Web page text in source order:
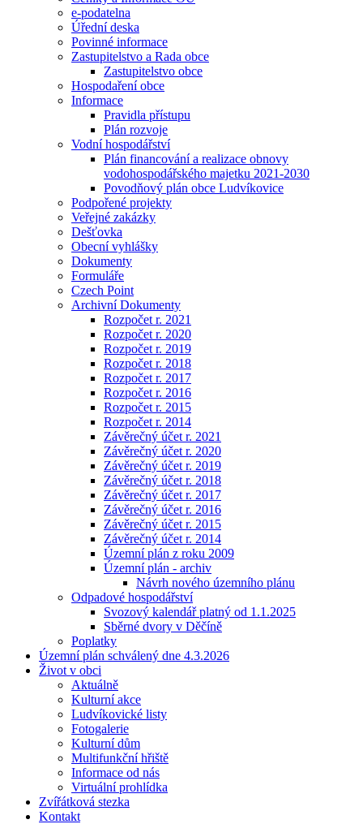
e-podatelna
Úřední deska
Povinné informace
Zastupitelstvo a Rada obce
Zastupitelstvo obce
Hospodaření obce
Informace
Pravidla přístupu
Plán rozvoje
Vodní hospodářství
Plán financování a realizace obnovy
vodohospodářského majetku 2021-2030
Povodňový plán obce Ludvíkovice
Podpořené projekty
Veřejné zakázky
Dešťovka
Obecní vyhlášky
Dokumenty
Formuláře
Czech Point
Archivní Dokumenty
Rozpočet r. 2021
Rozpočet r. 2020
Rozpočet r. 2019
Rozpočet r. 2018
Rozpočet r. 2017
Rozpočet r. 2016
Rozpočet r. 2015
Rozpočet r. 2014
Závěrečný účet r. 2021
Závěrečný účet r. 2020
Závěrečný účet r. 2019
Závěrečný účet r. 2018
Závěrečný účet r. 2017
Závěrečný účet r. 2016
Závěrečný účet r. 2015
Závěrečný účet r. 2014
Územní plán z roku 2009
Územní plán - archiv
Návrh nového územního plánu
Odpadové hospodářství
Svozový kalendář platný od 1.1.2025
Sběrné dvory v Děčíně
Poplatky
Územní plán schválený dne 4.3.2026
Život v obci
Aktuálně
Kulturní akce
Ludvíkovické listy
Fotogalerie
Kulturní dům
Multifunkční hřiště
Informace od nás
Virtuální prohlídka
Zvířátková stezka
Kontakt